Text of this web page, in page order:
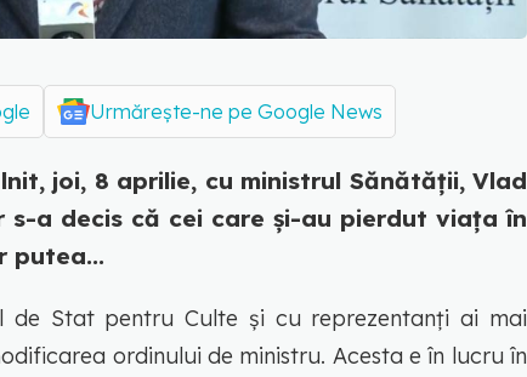
Urmărește-ne pe Google News
joi, 8 aprilie, cu ministrul Sănătății, Vlad
s-a decis că cei care și-au pierdut viața în
putea...
Stat pentru Culte și cu reprezentanți ai mai
ordinului de ministru. Acesta e în lucru în